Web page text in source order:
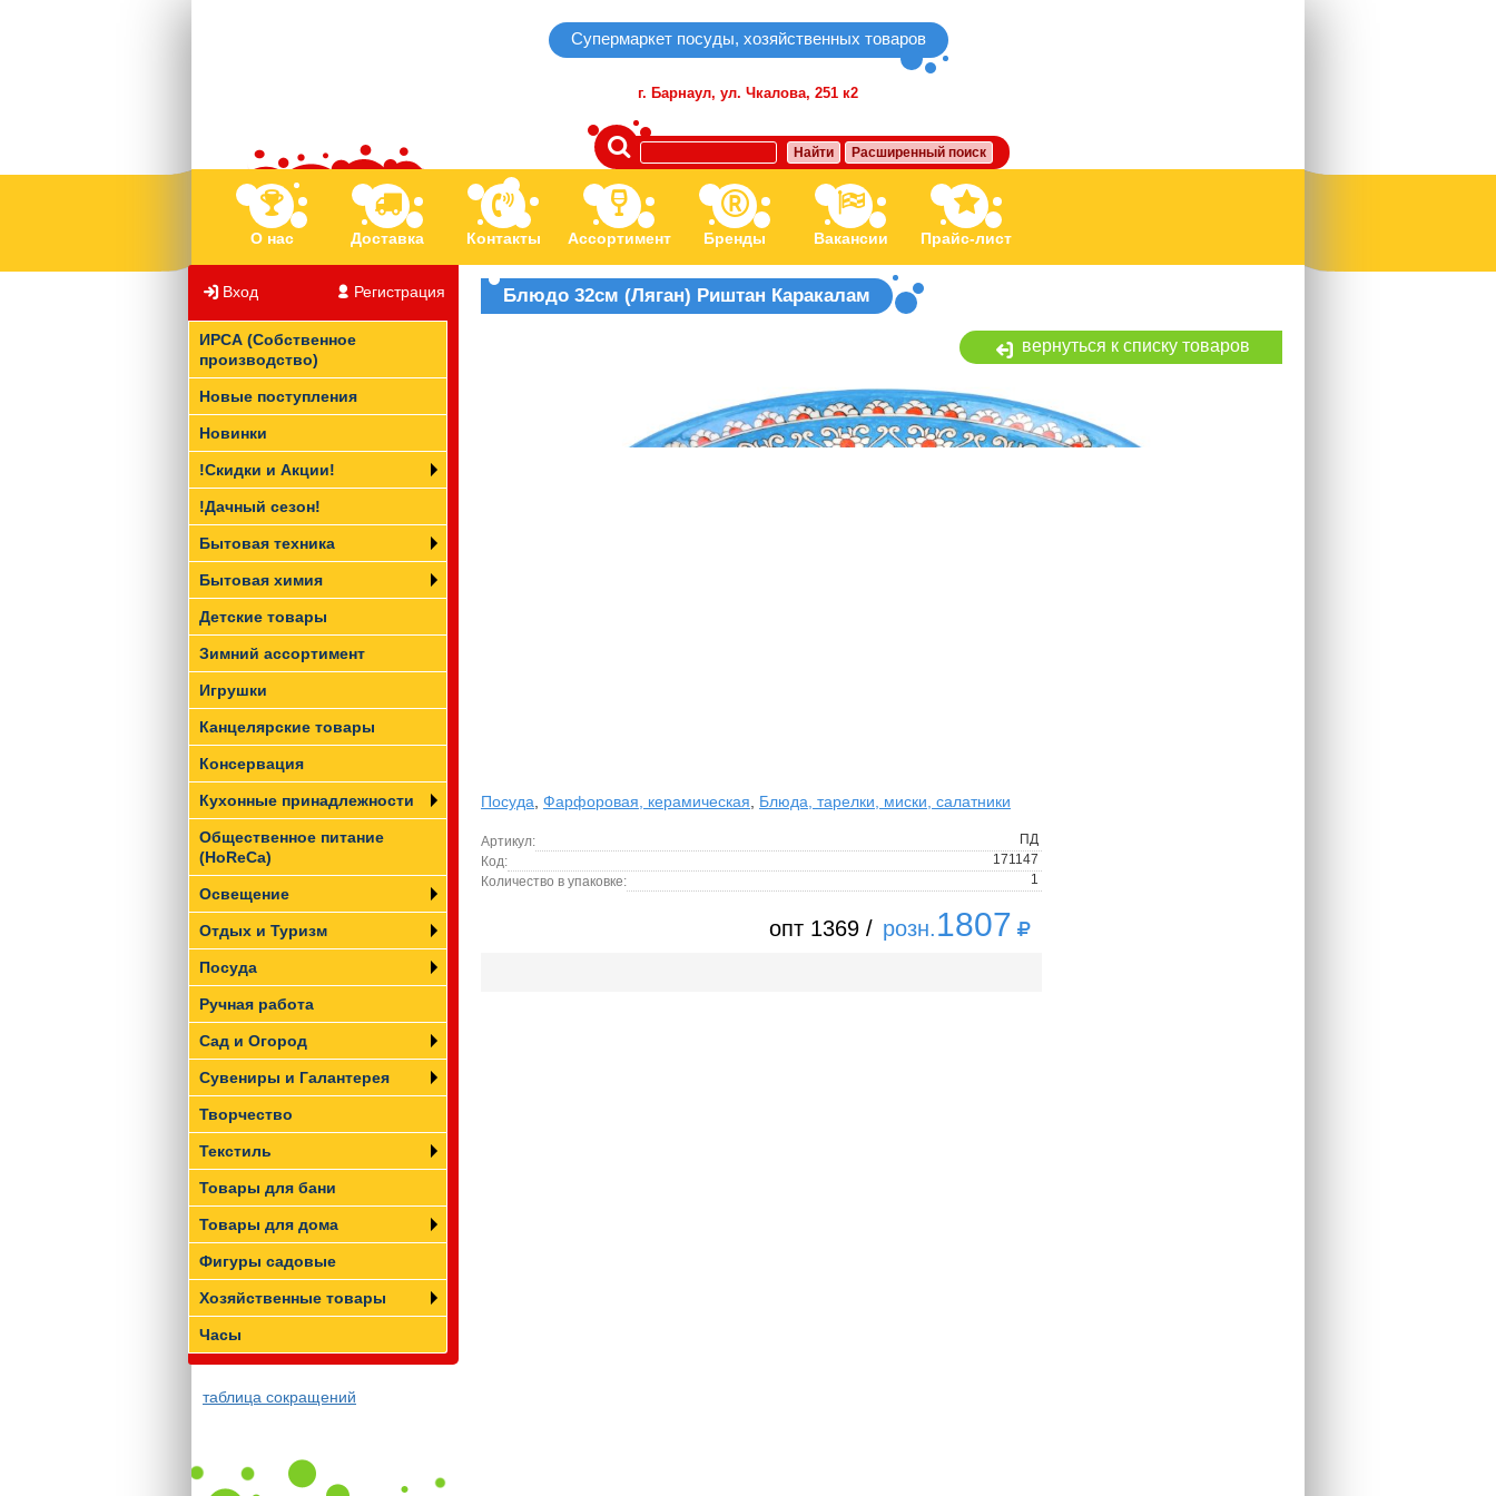
Супермаркет посуды, хозяйственных товаров
г. Барнаул, ул. Чкалова, 251 к2
Найти Расширенный поиск
О нас Доставка Контакты Ассортимент Бренды Вакансии Прайс-лист
Вход Регистрация
ИРСА (Собственное
производство)
Новые поступления
Новинки
!Скидки и Акции!
!Дачный сезон!
Бытовая техника
Бытовая химия
Детские товары
Зимний ассортимент
Игрушки
Канцелярские товары
Консервация
Кухонные принадлежности
Общественное питание
(HoReCa)
Освещение
Отдых и Туризм
Посуда
Ручная работа
Сад и Огород
Сувениры и Галантерея
Творчество
Текстиль
Товары для бани
Товары для дома
Фигуры садовые
Хозяйственные товары
Часы
таблица сокращений
Блюдо 32см (Ляган) Риштан Каракалам
вернуться к списку товаров
Посуда Фарфоровая, керамическая Блюда, тарелки, миски, салатники
Артикул:
ПД
Код:
171147
Количество в упаковке:
1
опт 1369 / розн.1807